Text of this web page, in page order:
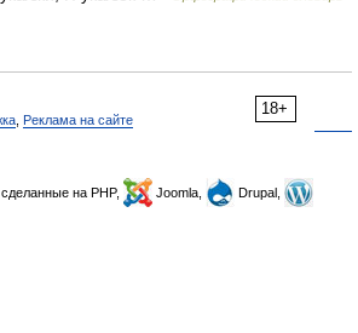
18+
Реклама на сайте
, сделанные на PHP, Joomla,
Drupal,